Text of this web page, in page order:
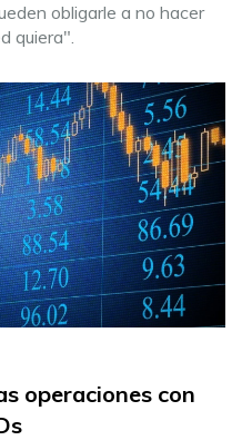
obligarle a no hacer
quiera".
operaciones con